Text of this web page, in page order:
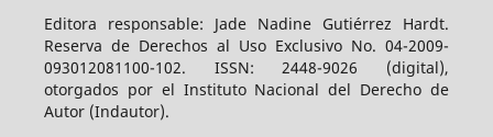
Editora responsable: Jade Nadine Gutiérrez Hardt.
Reserva de Derechos al Uso Exclusivo No. 04-2009-
093012081100-102. ISSN: 2448-9026 (digital),
otorgados por el Instituto Nacional del Derecho de
Autor (Indautor).